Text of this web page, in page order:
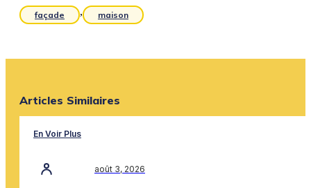
façade , maison
Articles Similaires
En Voir Plus
août 3, 2026